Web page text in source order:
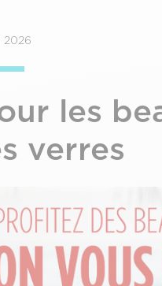
2026
les
verres